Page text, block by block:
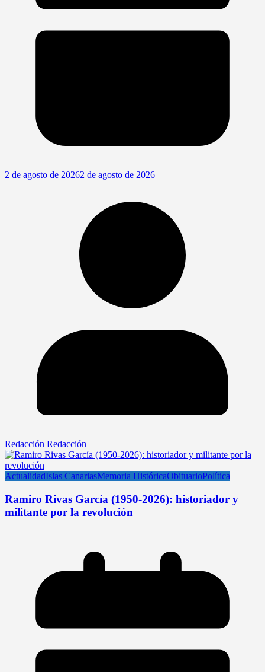
2 de agosto de 20262 de agosto de 2026
Redacción Redacción
ActualidadIslas CanariasMemoria HistóricaObituarioPolítica
Ramiro Rivas García (1950-2026): historiador y
militante por la revolución